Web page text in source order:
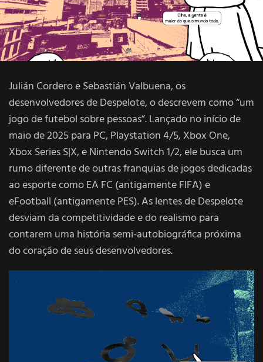
Julián Cordero e Sebastián Valbuena, os
desenvolvedores de Despelote, o descrevem como “um
jogo de futebol sobre pessoas”. Lançado no início de
maio de 2025 para PC, Playstation 4/5, Xbox One,
Xbox Series S|X, e Nintendo Switch 1/2, ele busca um
rumo diferente de outras franquias de jogos dedicadas
ao esporte como EA FC (antigamente FIFA) e
eFootball (antigamente PES). As lentes de Despelote
desviam da competitividade e do realismo para
contarem uma história semi-autobiográfica próxima
do coração de seus desenvolvedores.